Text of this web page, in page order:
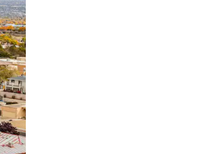
y deslizando la pantalla.